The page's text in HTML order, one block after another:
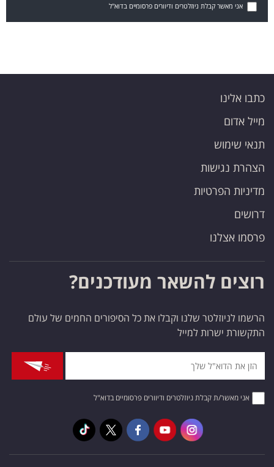
אני מאשר קבלת ניוזלטרים ודיוורים פרסומיים בדוא"ל
כתבו אלינו
מייל אדום
תנאי שימוש
הצהרת נגישות
מדיניות הפרטיות
דרושים
פרסמו אצלנו
רוצים להשאר מעודכנים?
הרשמו לניוזלטר שלנו וקבלו את כל הסיפורים החמים של עולם
התקשורת ישרות למייל
אני מאשר/ת קבלת ניוזלטרים ודיוורים פרסומיים בדוא"ל